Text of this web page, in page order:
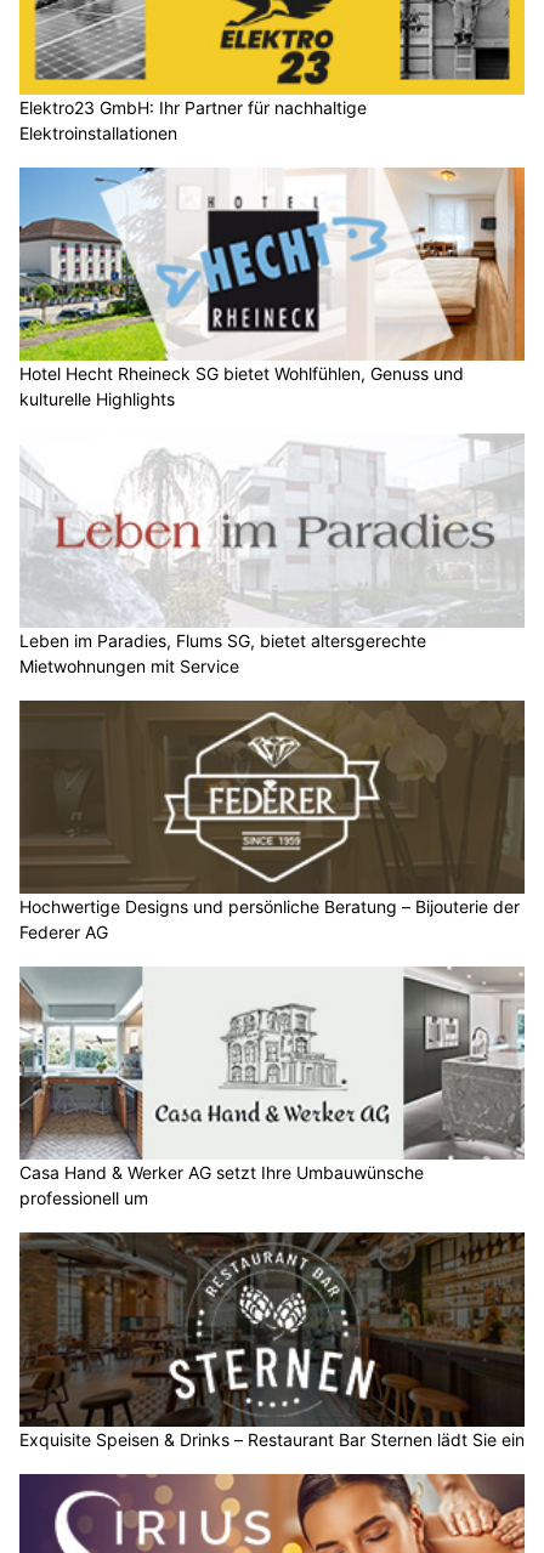
Elektro23 GmbH: Ihr Partner für nachhaltige
Elektroinstallationen
Hotel Hecht Rheineck SG bietet Wohlfühlen, Genuss und
kulturelle Highlights
Leben im Paradies, Flums SG, bietet altersgerechte
Mietwohnungen mit Service
Hochwertige Designs und persönliche Beratung – Bijouterie der
Federer AG
Casa Hand & Werker AG setzt Ihre Umbauwünsche
professionell um
Exquisite Speisen & Drinks – Restaurant Bar Sternen lädt Sie ein